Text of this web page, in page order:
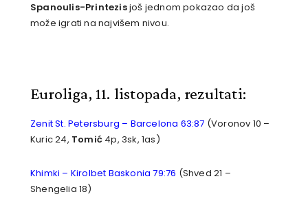
Spanoulis-Printezisjoš jednom pokazao da još
može igrati na najvišem nivou.
Euroliga, 11. listopada, rezultati:
Zenit St. Petersburg – Barcelona 63:87 (Voronov 10 –
Kuric 24, Tomić 4p, 3sk, 1as)
Khimki – Kirolbet Baskonia 79:76 (Shved 21 –
Shengelia 18)